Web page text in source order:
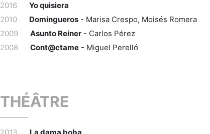
2016
Yo quisiera
2010
Domingueros - Marisa Crespo, Moisés Romera
2009
Asunto Reiner - Carlos Pérez
2008
Cont@ctame - Miguel Perelló
THÉÂTRE